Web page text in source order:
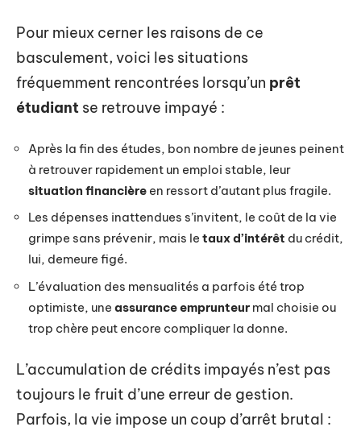
Pour mieux cerner les raisons de ce
basculement, voici les situations
fréquemment rencontrées lorsqu’un prêt
étudiant se retrouve impayé :
Après la fin des études, bon nombre de jeunes peinent
à retrouver rapidement un emploi stable, leur
situation financière en ressort d’autant plus fragile.
Les dépenses inattendues s’invitent, le coût de la vie
grimpe sans prévenir, mais le taux d’intérêt du crédit,
lui, demeure figé.
L’évaluation des mensualités a parfois été trop
optimiste, une assurance emprunteur mal choisie ou
trop chère peut encore compliquer la donne.
L’accumulation de crédits impayés n’est pas
toujours le fruit d’une erreur de gestion.
Parfois, la vie impose un coup d’arrêt brutal :